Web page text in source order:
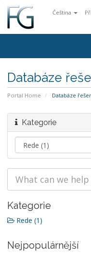
Čeština
Databáze
Portal Home Databáze
Kategorie
Kategorie
Rede (1)
Nejpopulárnější